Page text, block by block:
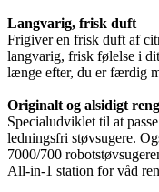
Langvarig, frisk duft
Frigiver en frisk duft af
langvarig, frisk følelse i
længe efter, du er færdig
Originalt og alsidigt
Specialudviklet til at
ledningsfri støvsugere.
7000/700
All-in-1 station for våd